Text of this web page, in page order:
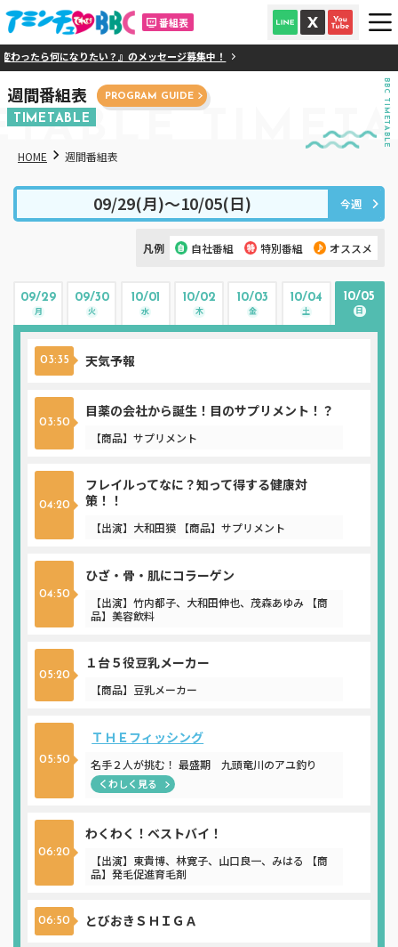
番組表
たら何になりたい？』のメッセージ募集中！
週間番組表 PROGRAM GUIDE
TIMETABLE BBC TIMETABLE
HOME 週間番組表
09/29(月)〜10/05(日) 今週
凡例 自社番組 特別番組 オススメ
09/29
月
09/30
火
10/01
水
10/02
木
10/03
金
10/04
土
10/05
日
03:35 天気予報
03:50
目薬の会社から誕生！目のサプリメント！？
【商品】サプリメント
04:20
フレイルってなに？知って得する健康対
策！！
【出演】大和田獏 【商品】サプリメント
04:50
ひざ・骨・肌にコラーゲン
【出演】竹内都子、大和田伸也、茂森あゆみ 【商
品】美容飲料
05:20
１台５役豆乳メーカー
【商品】豆乳メーカー
05:50
ＴＨＥフィッシング
名手２人が挑む！ 最盛期 九頭竜川のアユ釣り
くわしく見る
06:20
わくわく！ベストバイ！
【出演】東貴博、林寛子、山口良一、みはる 【商
品】発毛促進育毛剤
06:50 とびおきＳＨＩＧＡ